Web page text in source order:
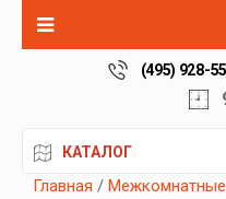
(495) 928-
КАТАЛОГ
Главная /